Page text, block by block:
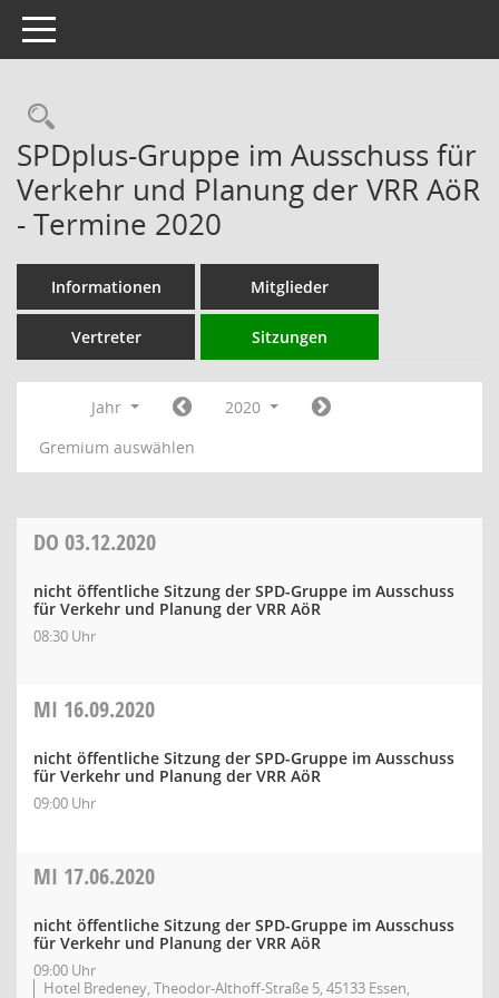
Toggle navigation
Rechercheauswahl
SPDplus-Gruppe im Ausschuss für
Verkehr und Planung der VRR AöR
- Termine 2020
Informationen Mitglieder
Vertreter Sitzungen
Jahr
2020
Gremium auswählen
DO 03.12.2020
nicht öffentliche Sitzung der SPD-Gruppe im Ausschuss
für Verkehr und Planung der VRR AöR
08:30 Uhr
MI 16.09.2020
nicht öffentliche Sitzung der SPD-Gruppe im Ausschuss
für Verkehr und Planung der VRR AöR
09:00 Uhr
MI 17.06.2020
nicht öffentliche Sitzung der SPD-Gruppe im Ausschuss
für Verkehr und Planung der VRR AöR
09:00 Uhr
Hotel Bredeney, Theodor-Althoff-Straße 5, 45133 Essen,